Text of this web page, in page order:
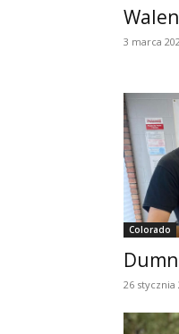
3 marca
Colorado
26 stycznia